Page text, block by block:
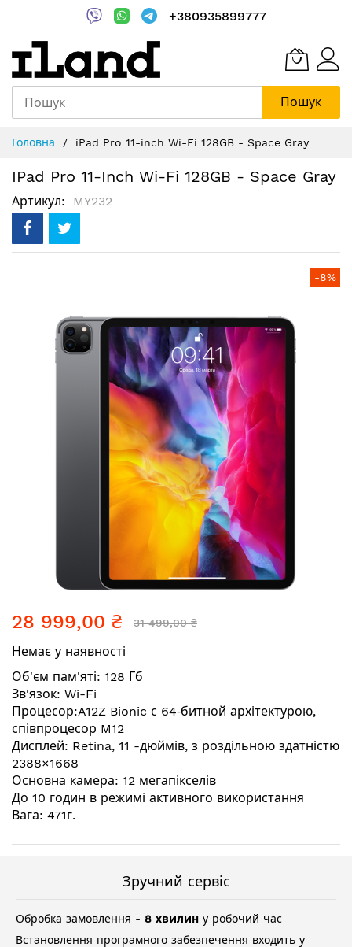
+380935899777
Пошук
Content
Головна iPad Pro 11-inch Wi-Fi 128GB - Space Gray
IPad Pro 11-Inch Wi-Fi 128GB - Space Gray
Артикул MY232
зображень
до
галереї
зображень
-8%
28 999,00 ₴ 31 499,00 ₴
Немає у наявності
Об'єм пам'яті: 128 Гб
Зв'язок: Wi-Fi
Процесор:A12Z Bionic с 64‑битной архітектурою,
співпроцесор M12
Дисплей: Retina, 11 -дюймів, з роздільною здатністю
2388×1668
Основна камера: 12 мегапікселів
До 10 годин в режимі активного використання
Вага: 471г.
Зручний сервіс
Обробка замовлення - 8 хвилин у робочий час
Встановлення програмного забезпечення входить у